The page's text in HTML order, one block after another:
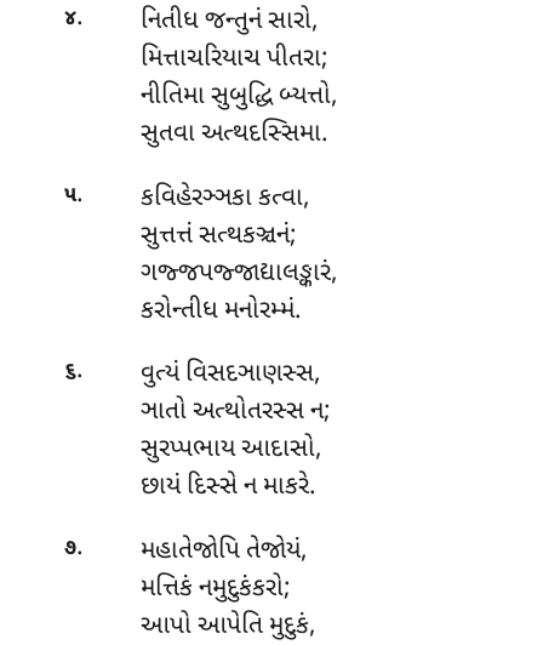
૪. નિતીધજન્તુનં સારો,
મિત્તાચરિયાચ પીતરા;
નીતિમા સુબુદ્ધિ બ્યત્તો,
સુતવા અત્થદસ્સિમા.
૫.
કવિહેરઞ્ઞકા કત્વા,
સુત્તત્તં સત્થકઞ્ચનં;
ગજ્જપજ્જાદ્યાલઙ્કારં,
કરોન્તીધ મનોરમ્મં.
૬. વુત્યંવિસદઞાણસ્સ,
ઞાતો અત્થોતરસ્સ ન;
સુરપ્પભાય આદાસો,
છાયં દિસ્સે ન માકરે.
૭.
મહાતેજોપિ તેજોયં,
મત્તિકં નમુદુકંકરો;
આપો આપેતિ મુદુકં,